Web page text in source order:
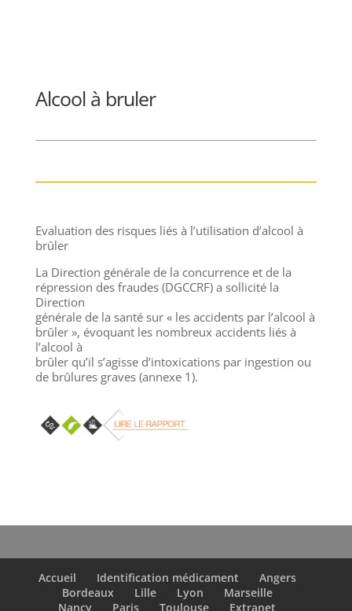
Alcool à bruler
Evaluation des risques liés à l’utilisation d’alcool à
brûler
La Direction générale de la concurrence et de la
répression des fraudes (DGCCRF) a sollicité la
Direction
générale de la santé sur « les accidents par l’alcool à
brûler », évoquant les nombreux accidents liés à
l’alcool à
brûler qu’il s’agisse d’intoxications par ingestion ou
de brûlures graves (annexe 1).
Accueil Identification médicament
Angers
Bordeaux
Lille Lyon
Marseille
Nancy
Paris Toulouse Extranet